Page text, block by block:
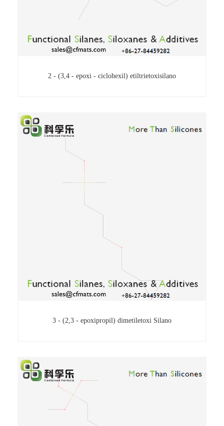
2 - (3,4 - epoxi - ciclohexil) etiltrietoxisilano
2 - (3,4 - epoxi - ciclohexil) etiltrietoxisilano
3 - (2,3 - epoxipropil) dimetiletoxi Silano
3 - (2,3 - epoxipropil) dimetiletoxi Silano